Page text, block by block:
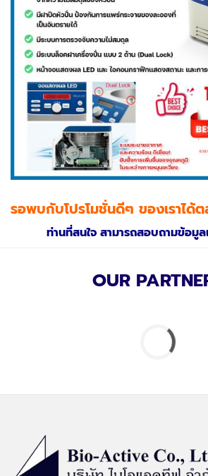
รอพบกับโปรโมชั่นดีๆ ของเราได้
ท่านที่สนใจ สามารถสอบถามข้อมู
OUR